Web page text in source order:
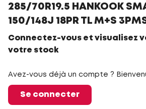
285/70R19.5 HANKOOK
150/148J 18PR TL M+S
Connectez-vous et visualisez
votre stock
Avez-vous déjà un compte ?
Se connecter